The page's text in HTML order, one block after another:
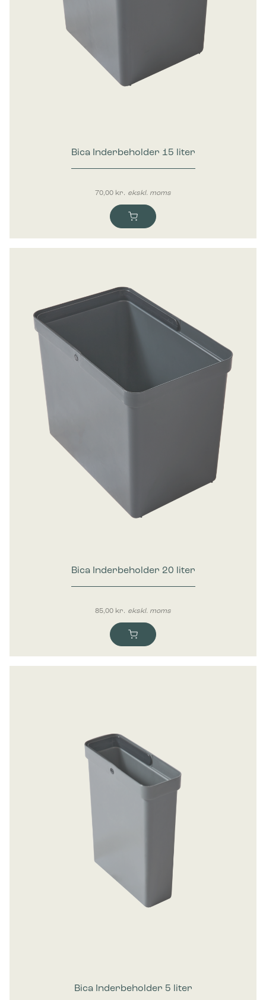
Bica Inderbeholder 15 liter
70,00 kr. ekskl. moms
Bica Inderbeholder 20 liter
85,00 kr. ekskl. moms
Bica Inderbeholder 5 liter